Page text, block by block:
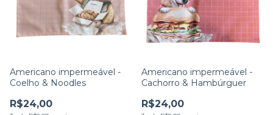
Americano impermeável -
Coelho & Noodles
R$24,00
Americano impermeável -
Cachorro & Hambúrguer
R$24,00